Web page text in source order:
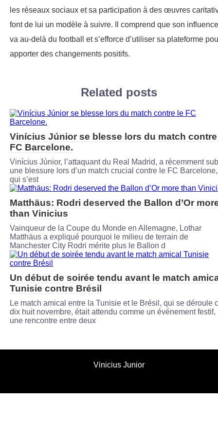
les réseaux sociaux et sa participation à des œuvres
font de lui un modèle à suivre. Il comprend que son influence
va au-delà du football et s’efforce d’utiliser sa plateforme
apporter des changements positifs.
Related posts
Vinícius Júnior se blesse lors du match
FC Barcelone.
Vinícius Júnior, l’attaquant du Real Madrid, a récemment
une blessure lors d’un match crucial contre le FC Barcelone,
qui s’est
Matthäus: Rodri deserved the Ballon d’Or
than Vinicius
Vainqueur de la Coupe du Monde en Allemagne, Lothar
Matthäus a expliqué pourquoi le milieu de terrain de
Manchester City Rodri mérite plus le Ballon d
Un début de soirée tendu avant le match
Tunisie contre Brésil
Le match amical entre la Tunisie et le Brésil, qui se déroule
dix huit novembre, était attendu comme un événement festif,
une rencontre entre deux
Vinicius Junior